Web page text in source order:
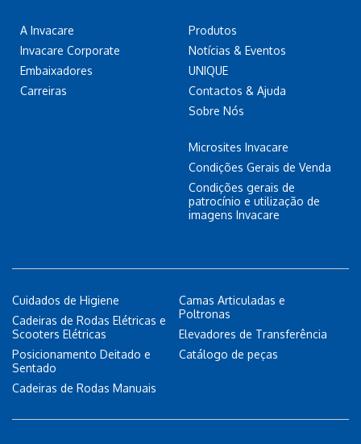
A Invacare
Invacare Corporate
Embaixadores
Carreiras
Produtos
Notícias & Eventos
UNIQUE
Contactos & Ajuda
Sobre Nós
Microsites Invacare
Condições Gerais de Venda
Condições gerais de
patrocínio e utilização de
imagens Invacare
Cuidados de Higiene
Cadeiras de Rodas Elétricas e
Scooters Elétricas
Posicionamento Deitado e
Sentado
Cadeiras de Rodas Manuais
Camas Articuladas e
Poltronas
Elevadores de Transferência
Catálogo de peças